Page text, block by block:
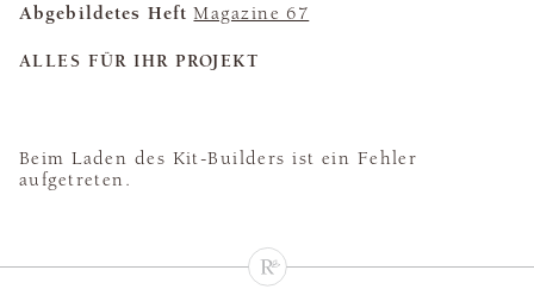
Abgebildetes Heft Magazine 67
ALLES FÜR IHR PROJEKT
Beim Laden des Kit-Builders ist ein Fehler
aufgetreten.